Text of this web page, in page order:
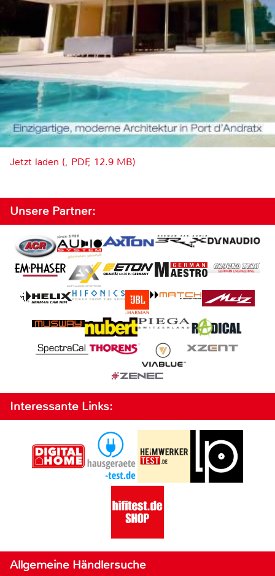
Jetzt laden (, PDF, 12.9 MB)
Unsere Partner:
Interessante Links:
Allgemeine Händlersuche